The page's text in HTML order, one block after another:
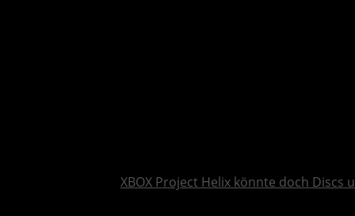
XBOX Project Helix könnte doch Discs